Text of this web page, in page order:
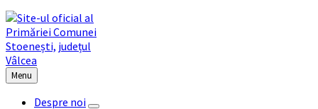
Menu
Despre noi